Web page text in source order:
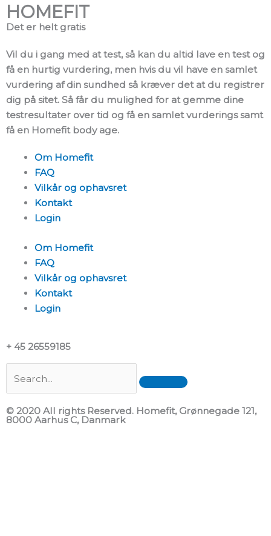
HOMEFIT
Det er helt gratis
Vil du i gang med at test, så kan du altid lave en test og
få en hurtig vurdering, men hvis du vil have en samlet
vurdering af din sundhed så kræver det at du registrer
dig på sitet. Så får du mulighed for at gemme dine
testresultater over tid og få en samlet vurderings samt
få en Homefit body age.
Om Homefit
FAQ
Vilkår og ophavsret
Kontakt
Login
Om Homefit
FAQ
Vilkår og ophavsret
Kontakt
Login
+ 45 26559185
© 2020 All rights Reserved. Homefit, Grønnegade 121,
8000 Aarhus C, Danmark